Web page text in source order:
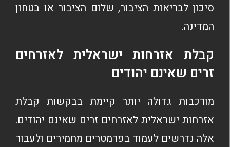
סיכון לבריאות הציבור, שלום הציבור או בטחון
המדינה.
קבלת אזרחות ישראלית לאזרחים
זרים שאינם יהודים
מורכבות גדולה יותר קיימת בבקשות קבלת
אזרחות ישראלית לאזרחים זרים שאינם יהודים.
אלה נדרשים לעמוד בפרמטרים מחמירים ולעבור